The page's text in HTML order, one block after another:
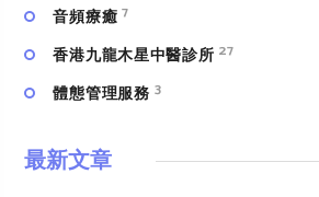
⾳頻療癒 7
香港九龍木星中醫診所 27
體態管理服務 3
最新文章